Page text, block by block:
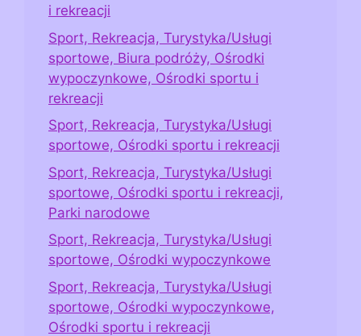
i rekreacji
Sport, Rekreacja, Turystyka/Usługi
sportowe, Biura podróży, Ośrodki
wypoczynkowe, Ośrodki sportu i
rekreacji
Sport, Rekreacja, Turystyka/Usługi
sportowe, Ośrodki sportu i rekreacji
Sport, Rekreacja, Turystyka/Usługi
sportowe, Ośrodki sportu i rekreacji,
Parki narodowe
Sport, Rekreacja, Turystyka/Usługi
sportowe, Ośrodki wypoczynkowe
Sport, Rekreacja, Turystyka/Usługi
sportowe, Ośrodki wypoczynkowe,
Ośrodki sportu i rekreacji